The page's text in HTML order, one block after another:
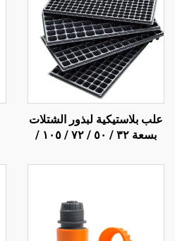
علب بلاستيكية لبذور الشتلات
بسعة ٣٢ / ٥٠ / ٧٢ / ١٠٥ /
إنبات وحضانة للشتلات